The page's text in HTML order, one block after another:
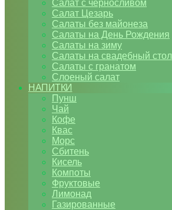
Салат с черносливом
Салат Цезарь
Салаты без майонеза
Салаты на День Рождения
Салаты на зиму
Салаты на свадебный стол
Салаты с гранатом
Слоеный салат
НАПИТКИ
Пунш
Чай
Кофе
Квас
Морс
Сбитень
Кисель
Компоты
Фруктовые
Лимонад
Газированные